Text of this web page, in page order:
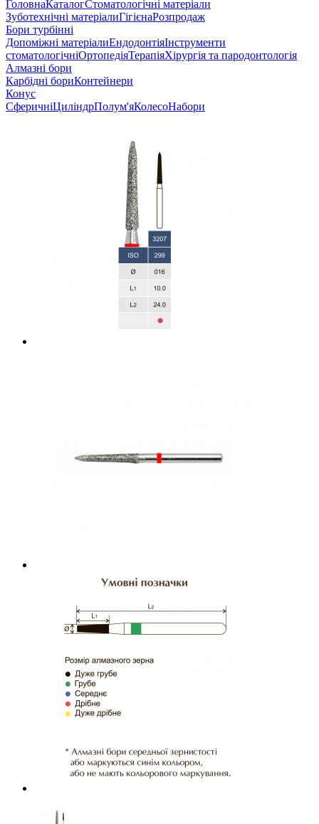
ГоловнаКаталогСтоматологічні матеріали
Зуботехнічні матеріалиГігієнаРозпродаж
Бори турбінні
Допоміжні матеріалиЕндодонтіяІнструменти
стоматологічніОртопедіяТерапіяХірургія та пародонтологія
Алмазні бори
Карбідні бориКонтейнери
Конус
СферичніЦиліндрПолум'яКолесоНабори